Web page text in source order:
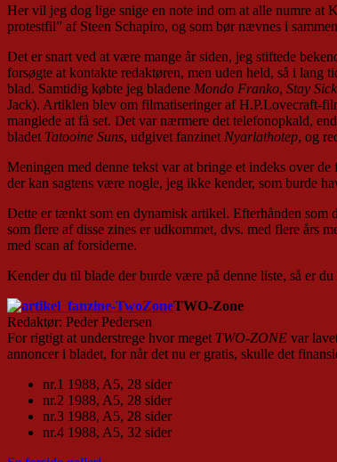
Her vil jeg dog lige snige en note ind om at alle numre at
protestfil” af Steen Schapiro, og som bør nævnes i
Det er snart ved at være mange år siden, jeg stiftede
forsøgte at kontakte redaktøren, men uden held, så i lang
blad. Samtidig købte jeg bladene Mondo Franko, Stay
Jack). Artiklen blev om filmatiseringer af H.P.Lovecraft-
manglede at få set. Det var nærmere det telefonopkald,
bladet Tatooine Suns, udgivet fanzinet Nyarlathotep, og
Meningen med denne tekst var at bringe et indeks over
der kan sagtens være nogle, jeg ikke kender, som burde
Dette er tænkt som en dynamisk artikel. Efterhånden
som flere af disse zines er udkommet, dvs. med flere års
med scan af forsiderne.
Kender du til blade der burde være på denne liste, så er
TWO-Zone
Redaktør: Peder Pedersen
For rigtigt at understrege hvor meget TWO-ZONE var
annoncer i bladet, for når det nu er gratis, skulle det
nr.1 1988, A5, 28 sider
nr.2 1988, A5, 28 sider
nr.3 1988, A5, 28 sider
nr.4 1988, A5, 32 sider